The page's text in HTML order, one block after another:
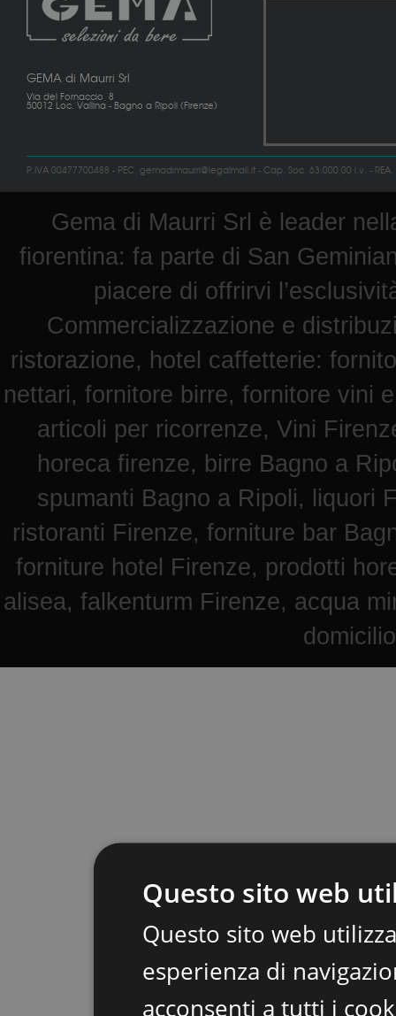
GEMA di Maurri Srl
Via del Fornaccio, 8
50012 Loc. Vallina - Bagno a Ripoli (Firenze)
P.IVA 00477700488 - PEC. gemadimaurri@legalmail.it - Cap. Soc. 63.000,00 i.v. -
Gema di Maurri Srl è leader
fiorentina: fa parte di San
piacere di offrirvi
Commercializzazione e
ristorazione, hotel caffetterie:
nettari, fornitore birre, fornitore vini
articoli per ricorrenze, Vini
horeca firenze, birre Bagno a
spumanti Bagno a Ripoli, liquori
ristoranti Firenze, forniture bar
forniture hotel Firenze, prodotti
alisea, falkenturm Firenze, acqua
Questo sito web
Questo sito web
esperienza di
acconsenti a tutti i